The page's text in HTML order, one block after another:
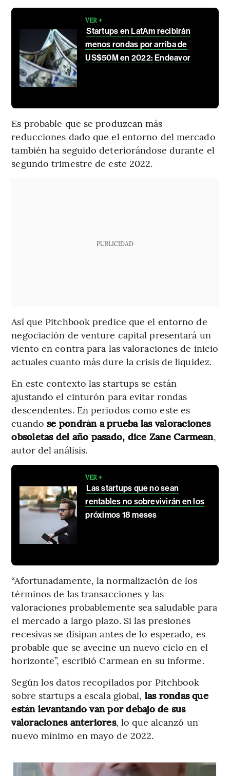
VER +
Startups en LatAm recibirán
menos rondas por arriba de
US$50M en 2022: Endeavor
Es probable que se produzcan más
reducciones dado que el entorno del mercado
también ha seguido deteriorándose durante el
segundo trimestre de este 2022.
PUBLICIDAD
Así que Pitchbook predice que el entorno de
negociación de venture capital presentará un
viento en contra para las valoraciones de inicio
actuales cuanto más dure la crisis de liquidez.
En este contexto las startups se están
ajustando el cinturón para evitar rondas
descendentes. En periodos como este es
cuandose pondrán a prueba las valoraciones
obsoletas del año pasado, dice Zane Carmean,
autor del análisis.
VER +
Las startups que no sean
rentables no sobrevivirán en los
próximos 18 meses
“Afortunadamente, la normalización de los
términos de las transacciones y las
valoraciones probablemente sea saludable para
el mercado a largo plazo. Si las presiones
recesivas se disipan antes de lo esperado, es
probable que se avecine un nuevo ciclo en el
horizonte”, escribió Carmean en su informe.
Según los datos recopilados por Pitchbook
sobre startups a escala global, las rondas que
están levantando van por debajo de sus
valoraciones anteriores, lo que alcanzó un
nuevo mínimo en mayo de 2022.